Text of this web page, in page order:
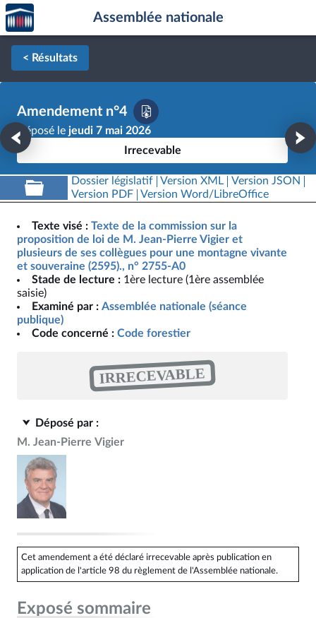
Aller au contenu
Aller en bas de la page
Accèder
à la
page
d'accueil
Assemblée nationale
< Résultats
Amendement n°4
Déposé le jeudi 7 mai 2026
Irrecevable
Dossier législatif Version XML
Version JSON
Version PDF
Version Word/LibreOffice
Texte visé : Texte de la commission sur la
proposition de loi de M. Jean-Pierre Vigier et
plusieurs de ses collègues pour une montagne vivante
et souveraine (2595)., n° 2755-A0
Stade de lecture : 1ère lecture (1ère assemblée
saisie)
Examiné par : Assemblée nationale (séance
publique)
Code concerné : Code forestier
IRRECEVABLE
Déposé par :
M. Jean-Pierre Vigier
Cet amendement a été déclaré irrecevable après publication en
application de l'article 98 du règlement de l'Assemblée nationale.
Exposé sommaire